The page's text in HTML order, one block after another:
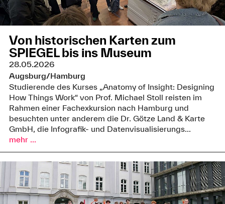
Von historischen Karten zum
SPIEGEL bis ins Museum
28.05.2026
Augsburg/Hamburg
Studierende des Kurses „Anatomy of Insight: Designing
How Things Work“ von Prof. Michael Stoll reisten im
Rahmen einer Fachexkursion nach Hamburg und
besuchten unter anderem die Dr. Götze Land & Karte
GmbH, die Infografik- und Datenvisualisierungs...
mehr ...